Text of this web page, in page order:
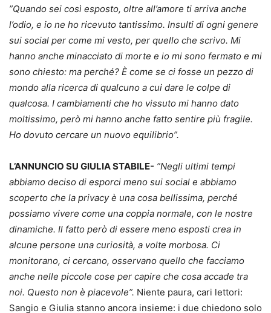
”Quando sei così esposto, oltre all’amore ti arriva anche
l’odio, e io ne ho ricevuto tantissimo. Insulti di ogni genere
sui social per come mi vesto, per quello che scrivo. Mi
hanno anche minacciato di morte e io mi sono fermato e mi
sono chiesto: ma perché? È come se ci fosse un pezzo di
mondo alla ricerca di qualcuno a cui dare le colpe di
qualcosa. I cambiamenti che ho vissuto mi hanno dato
moltissimo, però mi hanno anche fatto sentire più fragile.
Ho dovuto cercare un nuovo equilibrio”.
L’ANNUNCIO SU GIULIA STABILE- ”Negli ultimi tempi
abbiamo deciso di esporci meno sui social e abbiamo
scoperto che la privacy è una cosa bellissima, perché
possiamo vivere come una coppia normale, con le nostre
dinamiche. Il fatto però di essere meno esposti crea in
alcune persone una curiosità, a volte morbosa. Ci
monitorano, ci cercano, osservano quello che facciamo
anche nelle piccole cose per capire che cosa accade tra
noi. Questo non è piacevole”. Niente paura, cari lettori:
Sangio e Giulia stanno ancora insieme: i due chiedono solo